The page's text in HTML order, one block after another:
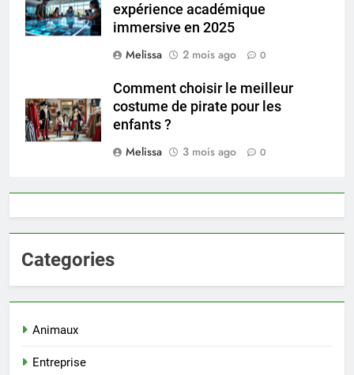
expérience académique
immersive en 2025
Melissa
2 mois ago 0
Comment choisir le meilleur
costume de pirate pour les
enfants ?
Melissa
3 mois ago 0
Categories
Animaux
Entreprise